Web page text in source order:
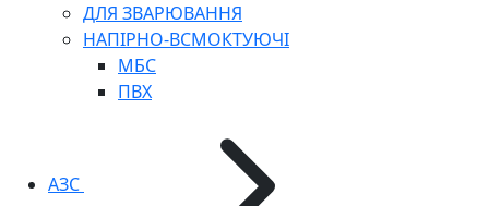
ДЛЯ ЗВАРЮВАННЯ
НАПІРНО-ВСМОКТУЮЧІ
МБС
ПВХ
АЗС